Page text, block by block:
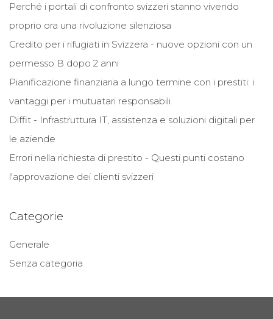
Perché i portali di confronto svizzeri stanno vivendo
proprio ora una rivoluzione silenziosa
Credito per i rifugiati in Svizzera - nuove opzioni con un
permesso B dopo 2 anni
Pianificazione finanziaria a lungo termine con i prestiti: i
vantaggi per i mutuatari responsabili
Diffit - Infrastruttura IT, assistenza e soluzioni digitali per
le aziende
Errori nella richiesta di prestito - Questi punti costano
l'approvazione dei clienti svizzeri
Categorie
Generale
Senza categoria